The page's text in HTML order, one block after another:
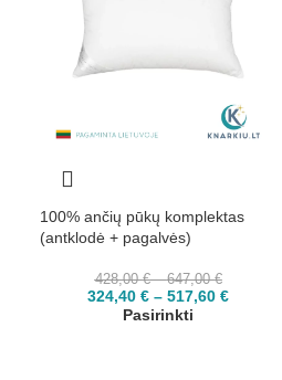
100% ančių pūkų komplektas
(antklodė + pagalvės)
428,00€–647,00€
324,40 € – 517,60 €
Pasirinkti